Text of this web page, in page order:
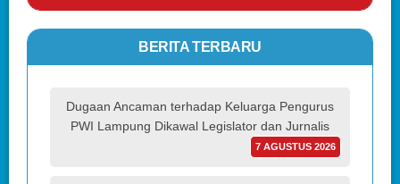
BERITA TERBARU
Dugaan Ancaman terhadap Keluarga Pengurus
PWI Lampung Dikawal Legislator dan Jurnalis
7 AGUSTUS 2026